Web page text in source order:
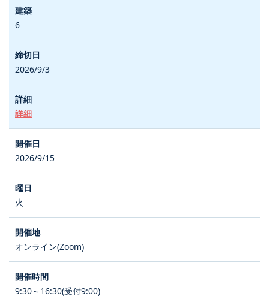
6
2026/9/3
詳細
2026/9/15
火
オンライン(Zoom)
9:30～16:30(受付9:00)